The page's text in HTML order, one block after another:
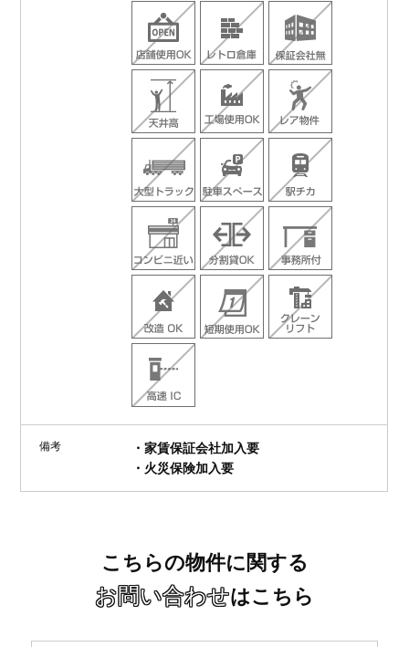
備考
・家賃保証会社加入要
・火災保険加入要
こちらの物件に関する
お問い合わせはこちら